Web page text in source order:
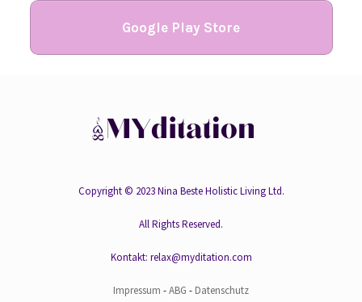
Google Play Store
Copyright © 2023 Nina Beste Holistic Living Ltd.
All Rights Reserved.
Kontakt: relax@myditation.com
Impressum -ABG - Datenschutz